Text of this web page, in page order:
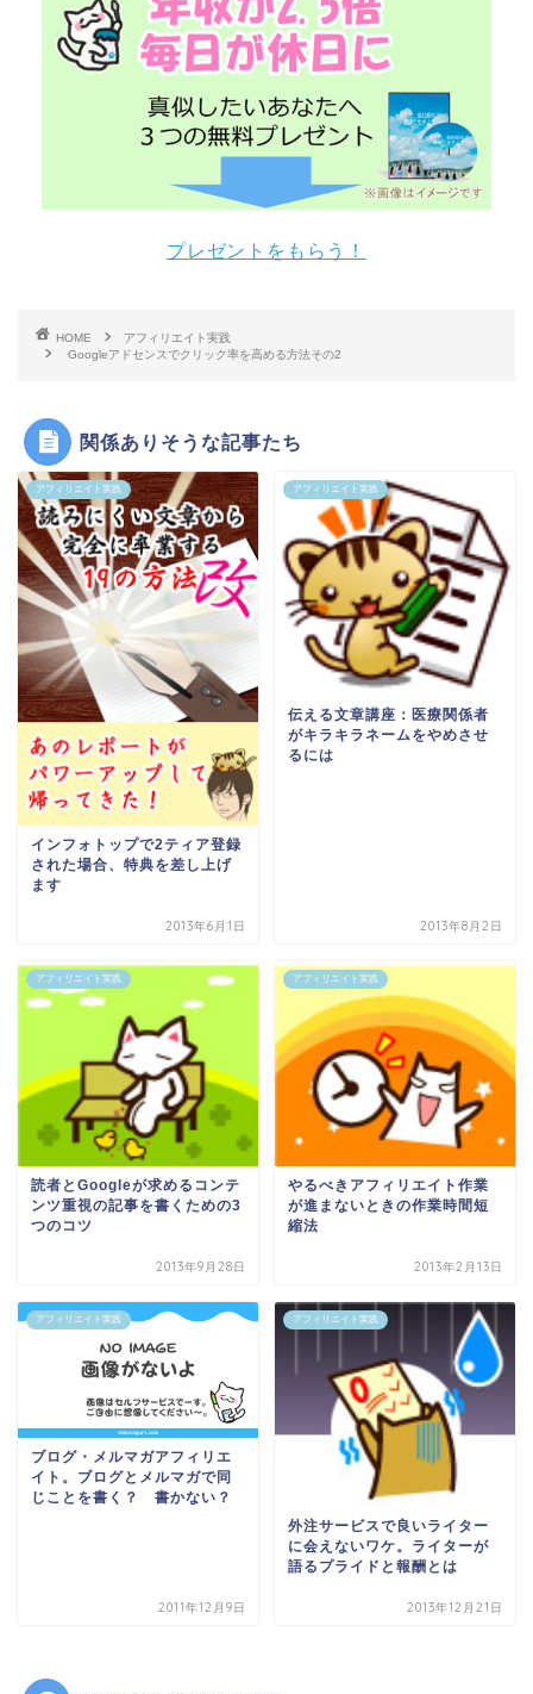
プレゼントをもらう！
HOME
アフィリエイト実践
Googleアドセンスでクリック率を高める方法その2
関係ありそうな記事たち
アフィリエイト実践
インフォトップで2ティア登録
された場合、特典を差し上げ
ます
2013年6月1日
アフィリエイト実践
伝える文章講座：医療関係者
がキラキラネームをやめさせ
るには
2013年8月2日
アフィリエイト実践
読者とGoogleが求めるコンテ
ンツ重視の記事を書くための3
つのコツ
2013年9月28日
アフィリエイト実践
やるべきアフィリエイト作業
が進まないときの作業時間短
縮法
2013年2月13日
アフィリエイト実践
ブログ・メルマガアフィリエ
イト。ブログとメルマガで同
じことを書く？ 書かない？
2011年12月9日
アフィリエイト実践
外注サービスで良いライター
に会えないワケ。ライターが
語るプライドと報酬とは
2013年12月21日